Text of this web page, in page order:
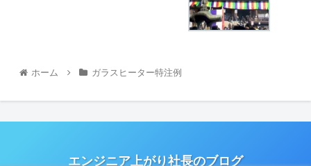
ホーム ガラスヒーター特注例
エンジニア上がり社長のブログ